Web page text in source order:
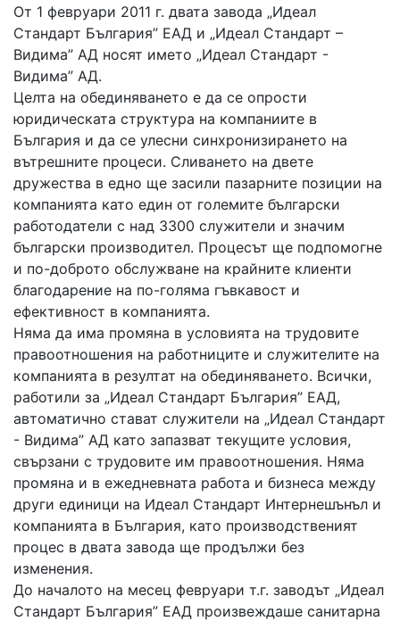
От 1 февруари 2011 г. двата завода „Идеал
Стандарт България” ЕАД и „Идеал Стандарт –
Видима” АД носят името „Идеал Стандарт -
Видима” АД.
Целта на обединяването е да се опрости
юридическата структура на компаниите в
България и да се улесни синхронизирането на
вътрешните процеси. Сливането на двете
дружества в едно ще засили пазарните позиции на
компанията като един от големите български
работодатели с над 3300 служители и значим
български производител. Процесът ще подпомогне
и по-доброто обслужване на крайните клиенти
благодарение на по-голяма гъвкавост и
ефективност в компанията.
Няма да има промяна в условията на трудовите
правоотношения на работниците и служителите на
компанията в резултат на обединяването. Всички,
работили за „Идеал Стандарт България” ЕАД,
автоматично стават служители на „Идеал Стандарт
- Видима” АД като запазват текущите условия,
свързани с трудовите им правоотношения. Няма
промяна и в ежедневната работа и бизнеса между
други единици на Идеал Стандарт Интернешънъл и
компанията в България, като производственият
процес в двата завода ще продължи без
изменения.
До началото на месец февруари т.г. заводът „Идеал
Стандарт България” ЕАД произвеждаше санитарна